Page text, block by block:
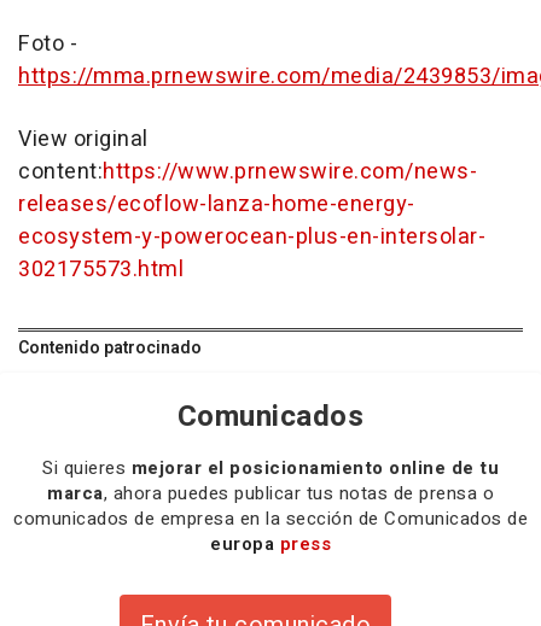
Foto -
https://mma.prnewswire.com/media/2439853/
View original
content:https://www.prnewswire.com/news-
releases/ecoflow-lanza-home-energy-
ecosystem-y-powerocean-plus-en-intersolar-
302175573.html
Contenido patrocinado
Comunicados
Si quieres mejorar el posicionamiento online de tu
marca, ahora puedes publicar tus notas de prensa o
comunicados de empresa en la sección de Comunicados de
europa press